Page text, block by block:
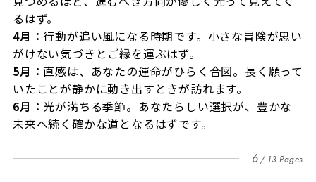
るはず。
4月：行動が追い風になる時期です。小さな冒険が思い
がけない気づきとご縁を運ぶはず。
5月： 直感は、あなたの運命がひらく合図。長く願って
いたことが静かに動き出すときが訪れます。
6月： 光が満ちる季節。あなたらしい選択が、豊かな
未来へ続く確かな道となるはずです。
6 13 Pages